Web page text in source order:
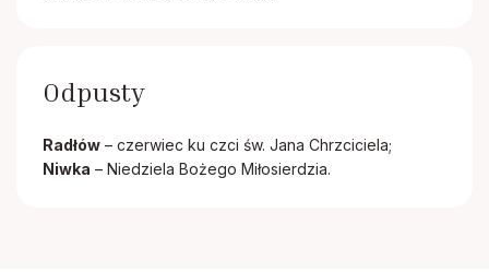
Odpusty
Radłów – czerwiec ku czci św. Jana Chrzciciela;
Niwka – Niedziela Bożego Miłosierdzia.